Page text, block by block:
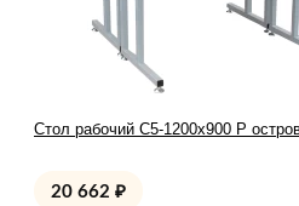
Стол рабочий С5-1200х900 Р
20 662 ₽